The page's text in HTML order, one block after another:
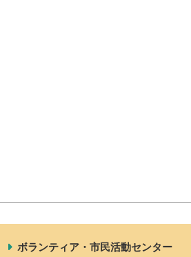
ボランティア・市民活動センター